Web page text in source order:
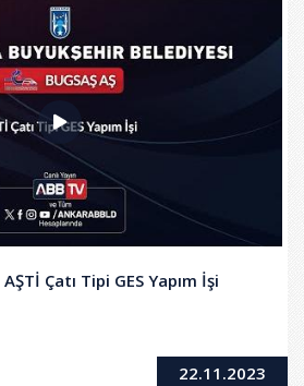
AŞTİ Çatı Tipi GES Yapım İşi
22.11.2023